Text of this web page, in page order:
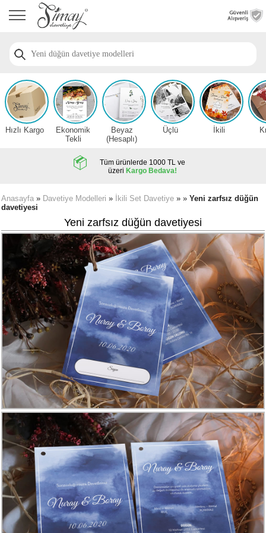
Anasayfa
Davetiye
Nişan
Davetiye
Modelleri
Düğün
Davetiye
Zarfsız,
Hesaplı
Davetiye
Modelleri
Karikatürlü
Davetiye
Modelleri
Sade
Düğün
Davetiye
Modelleri
Atatürk'lü
Davetiyeler
Papatyalı
Davetiye
Modelleri
Dini
Düğün
Davetiyeler
yeni
Hızlı Kargo
Ekonomik
Tekli
Beyaz
(Hesaplı)
Üçlü İkili
Tüm ürünlerde 1000 TL ve
üzeri Kargo Bedava!
Anasayfa » Davetiye Modelleri » İkili Set Davetiye » » Yeni zarfsız düğün
davetiyesi
Yeni zarfsız düğün davetiyesi